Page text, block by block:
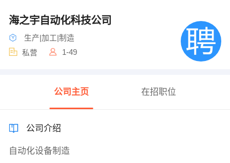
海之宇自动化科技公司
生产|加工|制造
私营
1-49
公司主页 在招职位
公司介绍
自动化设备制造